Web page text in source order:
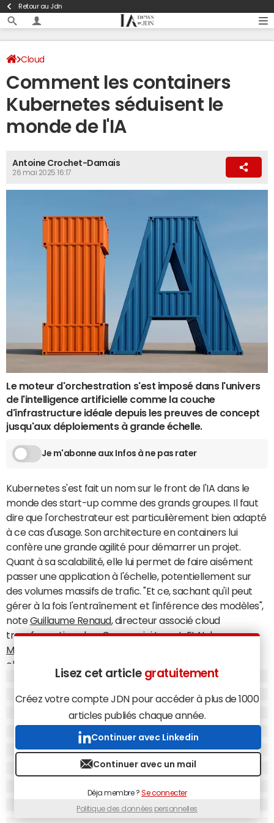
Retour au Jdn
Cloud
Comment les containers
Kubernetes séduisent le
monde de l'IA
Antoine Crochet-Damais
26 mai 2025 16:17
Le moteur d'orchestration s'est imposé dans l'univers
de l'intelligence artificielle comme la couche
d'infrastructure idéale depuis les preuves de concept
jusqu'aux déploiements à grande échelle.
Je m'abonne aux Infos à ne pas rater
Kubernetes s'est fait un nom sur le front de l'IA dans le
monde des start-up comme des grands groupes. Il faut
dire que l'orchestrateur est particulièrement bien adapté
à ce cas d'usage. Son architecture en containers lui
confère une grande agilité pour démarrer un projet.
Quant à sa scalabilité, elle lui permet de faire aisément
passer une application à l'échelle, potentiellement sur
des volumes massifs de trafic. "Et ce, sachant qu'il peut
gérer à la fois l'entraînement et l'inférence des modèles",
noteGuillaume Renaud, directeur associé cloud
transformation chez Capgemini Invent. EtNoham
Medyouni
clou : "Kubernetes est également adapté aux multiples
itérations des phases d'entraînement des IA tout en
faisant preuve de résilience."
Au sein des grands groupes, Kubernetes permettra
d'industrialiser les process des IA factory. Il pourra gérer
l'entrainement des modèles en activant les clusters de
calcul nécessaires. C'est également un moyen d'assurer
la portabilité des applications d'IA, des environnements
observons beaucoup de projets d'IA qui commencent
Lisez cet article gratuitement
Créez votre compte JDN pour accéder à plus de 1000
articles publiés chaque année.
Continuer avec Linkedin
Continuer avec un mail
Déja membre ?Se connecter
Politique des données personnelles